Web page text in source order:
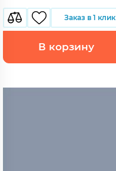
Заказ в 1 клик
В корзину